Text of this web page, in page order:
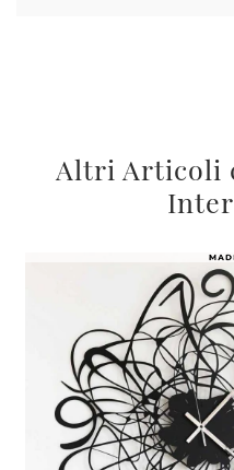
Altri Articoli